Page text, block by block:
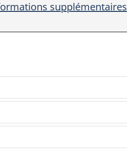
supplémentaires